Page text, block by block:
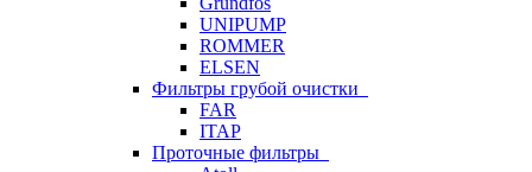
UNIPUMP
ROMMER
ELSEN
Фильтры грубой очистки
FAR
ITAP
Проточные фильтры